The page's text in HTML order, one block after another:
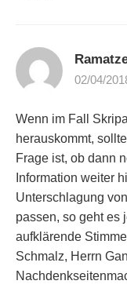
02/04/
Wenn im Fall
herauskommt,
Frage ist, ob dann
Information weiter
Unterschlagung
passen, so geht es
aufklärende
Schmalz, Herrn